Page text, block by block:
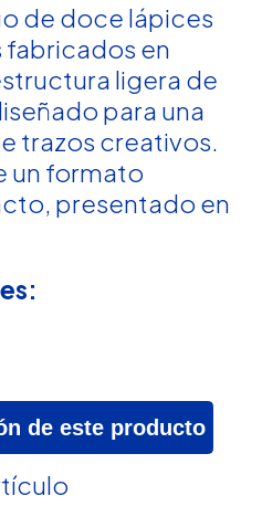
de doce lápices
en
ligera de
para una
trazos creativos.
un formato
presentado en
de este producto